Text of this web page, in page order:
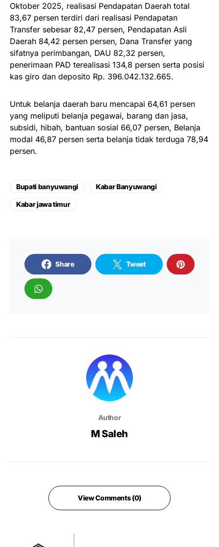
Oktober 2025, realisasi Pendapatan Daerah total
83,67 persen terdiri dari realisasi Pendapatan
Transfer sebesar 82,47 persen, Pendapatan Asli
Daerah 84,42 persen persen, Dana Transfer yang
sifatnya perimbangan, DAU 82,32 persen,
penerimaan PAD terealisasi 134,8 persen serta posisi
kas giro dan deposito Rp. 396.042.132.665.
Untuk belanja daerah baru mencapai 64,61 persen
yang meliputi belanja pegawai, barang dan jasa,
subsidi, hibah, bantuan sosial 66,07 persen, Belanja
modal 46,87 persen serta belanja tidak terduga 78,94
persen.
Bupati banyuwangi Kabar Banyuwangi
Kabar jawa timur
Share Tweet
Author
M Saleh
View Comments (0)